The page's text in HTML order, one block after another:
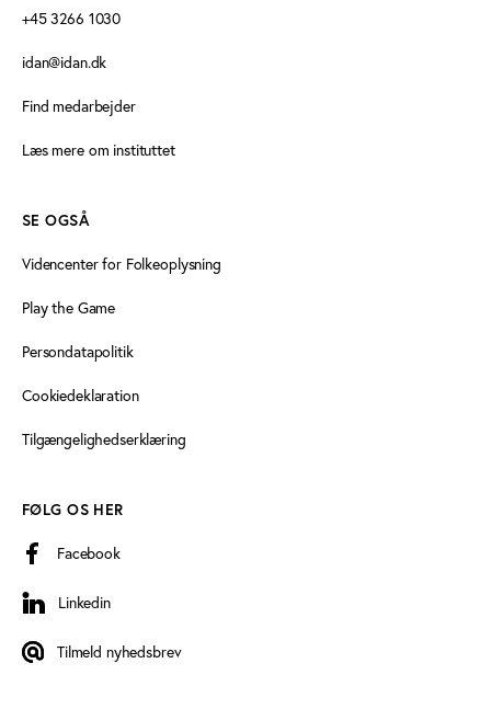
+45 3266 1030
idan@idan.dk
Find medarbejder
Læs mere om instituttet
SE OGSÅ
Videncenter for Folkeoplysning
Play the Game
Persondatapolitik
Cookiedeklaration
Tilgængelighedserklæring
FØLG OS HER
Facebook
Linkedin
Linkedin
Tilmeld nyhedsbrev
Tilmeld nyhedsbrev